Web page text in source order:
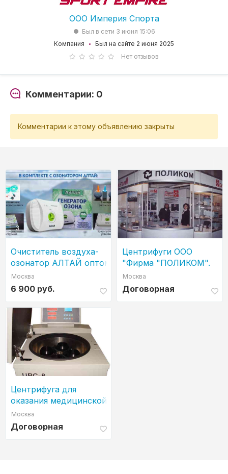
ООО Империя Спорта
Был в сети 3 июня 15:06
Компания
Был на сайте 2 июня 2025
Нет отзывов
Комментарии: 0
Комментарии к этому объявлению закрыты
3
Очиститель воздуха-
озонатор АЛТАЙ оптом
и в розницу от
производителя.
Москва
6 900 руб.
Центрифуги ООО
"Фирма "ПОЛИКОМ".
На рынке 35 лет
Москва
Договорная
Центрифуга для
оказания медицинской
помощи населелению
Москва
Договорная